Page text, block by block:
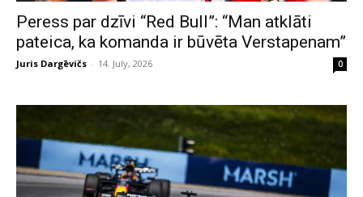
Peress par dzīvi “Red Bull”: “Man atklāti
pateica, ka komanda ir būvēta Verstapenam”
Juris Dargēvičs - 14. July, 2026 0